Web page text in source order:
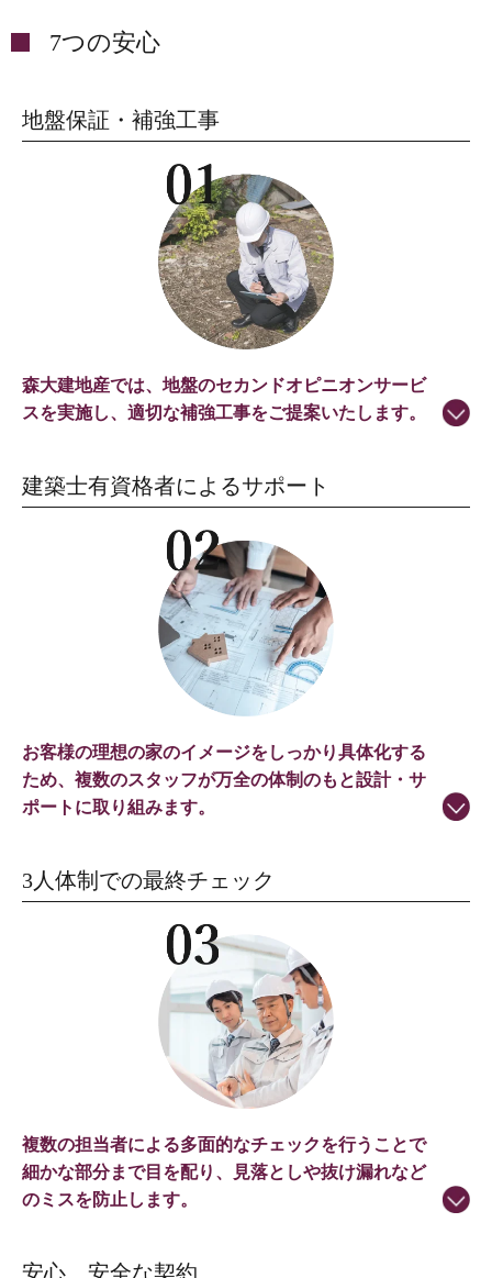
7つの安心
地盤保証・補強工事
森大建地産では、地盤のセカンドオピニオンサービ
スを実施し、適切な補強工事をご提案いたします。
建築士有資格者によるサポート
お客様の理想の家のイメージをしっかり具体化する
ため、複数のスタッフが万全の体制のもと設計・サ
ポートに取り組みます。
3人体制での最終チェック
複数の担当者による多面的なチェックを行うことで
細かな部分まで目を配り、見落としや抜け漏れなど
のミスを防止します。
安心、安全な契約